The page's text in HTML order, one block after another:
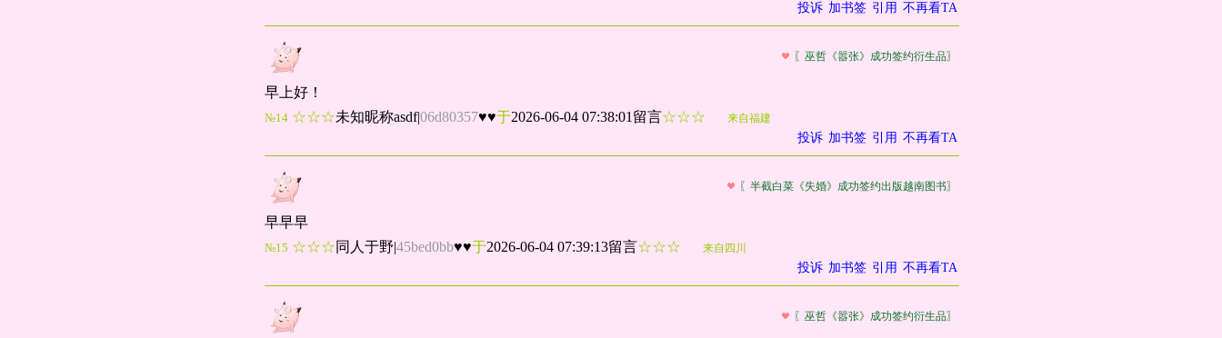
投诉 加书签 引用 不再看TA
〖巫哲《嚣张》成功签约衍生品〗
早上好！
№14 ☆☆☆未知昵称asdf|06d80357♥♥于2026-06-04 07:38:01留言☆☆☆ 来自福建
投诉 加书签 引用 不再看TA
〖半截白菜《失婚》成功签约出版越南图书〗
早早早
№15 ☆☆☆同人于野|45bed0bb♥♥于2026-06-04 07:39:13留言☆☆☆ 来自四川
投诉 加书签 引用 不再看TA
〖巫哲《嚣张》成功签约衍生品〗